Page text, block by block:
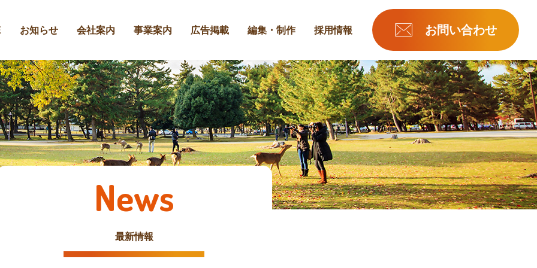
お知らせ 会社案内 事業案内 広告掲載 編集・制作 採用情報 お問い合わせ
News
最新情報